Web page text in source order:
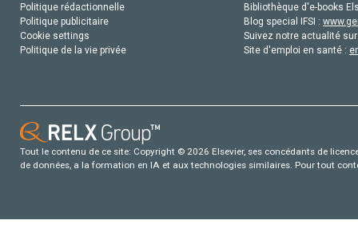
Politique rédactionnelle
Politique publicitaire
Cookie settings
Politique de la vie privée
Bibliothèque d'e-books
Blog special IFSI :
Suivez notre actualité
Site d'emploi en santé :
Tout le contenu de ce site: Copyright © 2026 Elsevier, ses concédants de
de données, a la formation en IA et aux technologies similaires. Pour tout